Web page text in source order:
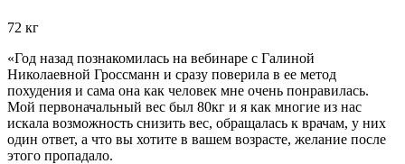
72 кг
«Год назад познакомилась на вебинаре с Галиной
Николаевной Гроссманн и сразу поверила в ее метод
похудения и сама она как человек мне очень понравилась.
Мой первоначальный вес был 80кг и я как многие из нас
искала возможность снизить вес, обращалась к врачам, у них
один ответ, а что вы хотите в вашем возрасте, желание после
этого пропадало.